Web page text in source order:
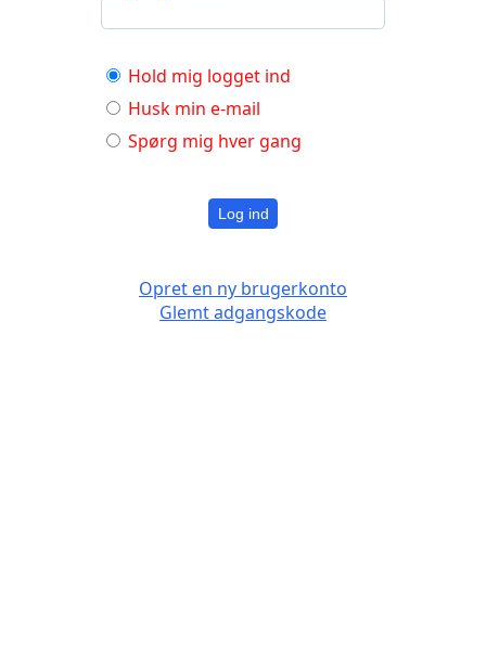
Hold mig logget ind
Husk min e-mail
Spørg mig hver gang
Log ind
Opret en ny brugerkonto
Glemt adgangskode